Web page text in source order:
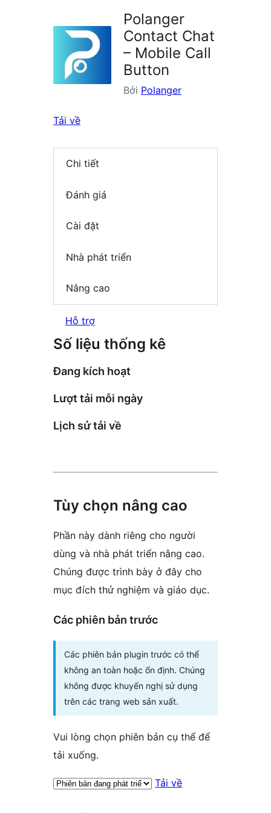
Polanger
Contact Chat
– Mobile Call
Button
Bởi Polanger
Tải về
Chi tiết
Đánh giá
Cài đặt
Nhà phát triển
Nâng cao
Hỗ trợ
Số liệu thống kê
Đang kích hoạt
Lượt tải mỗi ngày
Lịch sử tải về
Tùy chọn nâng cao
Phần này dành riêng cho người
dùng và nhà phát triển nâng cao.
Chúng được trình bày ở đây cho
mục đích thử nghiệm và giáo dục.
Các phiên bản trước
Các phiên bản plugin trước có thể
không an toàn hoặc ổn định. Chúng
không được khuyến nghị sử dụng
trên các trang web sản xuất.
Vui lòng chọn phiên bản cụ thể để
tải xuống.
Tải về